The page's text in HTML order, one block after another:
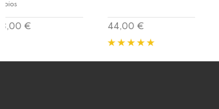
Precio
44,00 € Precio
22,95 €